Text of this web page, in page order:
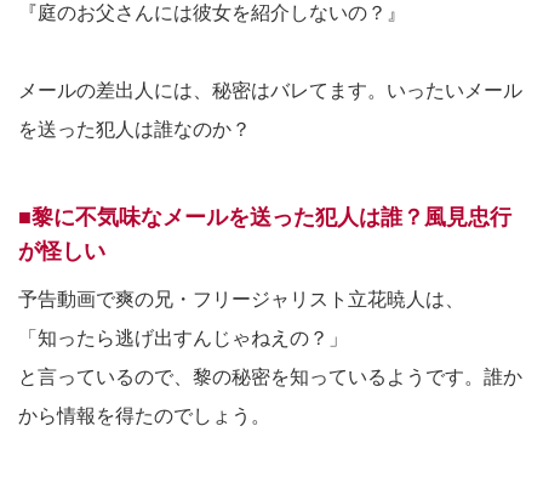
『庭のお父さんには彼女を紹介しないの？』
メールの差出人には、秘密はバレてます。いったいメール
を送った犯人は誰なのか？
■黎に不気味なメールを送った犯人は誰？風見忠行
が怪しい
予告動画で爽の兄・フリージャリスト立花暁人は、
「知ったら逃げ出すんじゃねえの？」
と言っているので、黎の秘密を知っているようです。誰か
から情報を得たのでしょう。